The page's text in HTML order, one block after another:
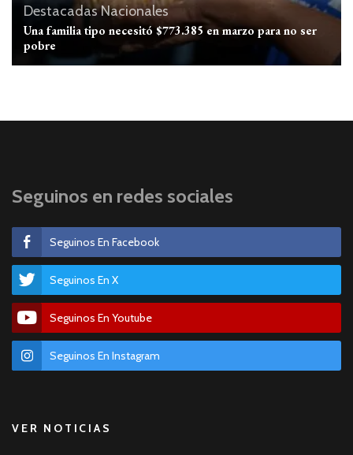
DestacadasNacionales
Una familia tipo necesitó $773.385 en marzo para no ser
pobre
Seguinos en redes sociales
Seguinos En Facebook
Seguinos En X
Seguinos En Youtube
Seguinos En Instagram
VER NOTICIAS